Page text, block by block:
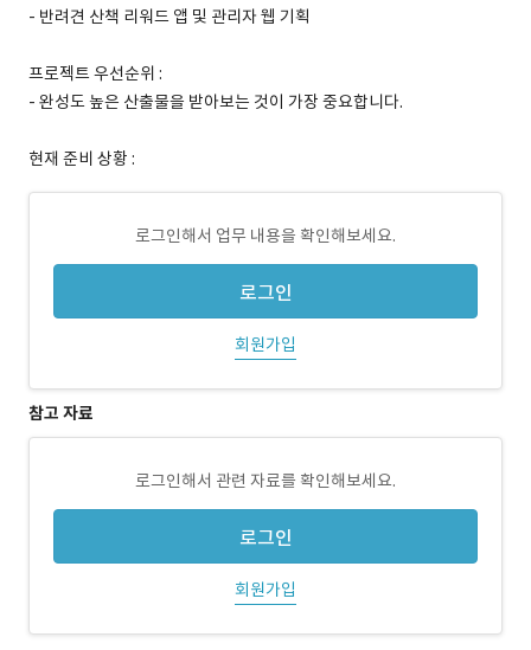
- 반려견 산책 리워드 앱 및 관리자 웹 기획
프로젝트 우선순위 :
- 완성도 높은 산출물을 받아보는 것이 가장 중요합니다.
현재 준비 상황 :
로그인해서 업무 내용을 확인해보세요.
로그인
회원가입
참고 자료
로그인해서 관련 자료를 확인해보세요.
로그인
회원가입